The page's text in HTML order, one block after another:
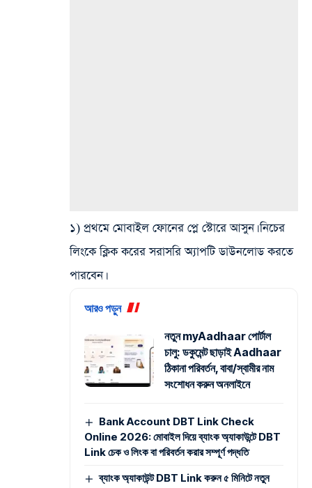
১) প্রথমে মোবাইল ফোনের প্লে স্টোরে আসুন। নিচের
লিংকে ক্লিক করের সরাসরি অ্যাপটি ডাউনলোড করতে
পারবেন।
আরও পড়ুন
নতুন myAadhaar পোর্টাল
চালু: ডকুমেন্ট ছাড়াই Aadhaar
ঠিকানা পরিবর্তন, বাবা/স্বামীর নাম
সংশোধন করুন অনলাইনে
Bank Account DBT Link Check
Online 2026: মোবাইল দিয়ে ব্যাংক অ্যাকাউন্টে DBT
Link চেক ও লিংক বা পরিবর্তন করার সম্পূর্ণ পদ্ধতি
ব্যাংক অ্যাকাউন্ট DBT Link করুন ৫ মিনিটে নতুন